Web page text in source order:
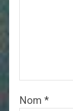
Nom *